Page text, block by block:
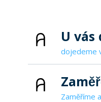
U vás
dojedeme
Zaměříme